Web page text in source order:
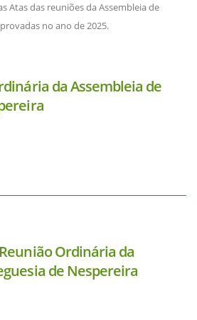
Atas das reuniões da Assembleia de
no ano de 2025.
da Assembleia de
Ordinária da
de Nespereira